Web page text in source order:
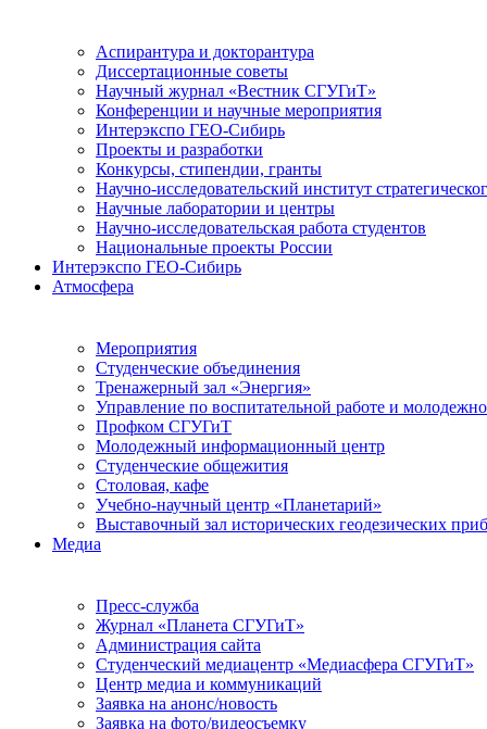
Аспирантура и докторантура
Диссертационные советы
Научный журнал «Вестник СГУГиТ»
Конференции и научные мероприятия
Интерэкспо ГЕО-Сибирь
Проекты и разработки
Конкурсы, стипендии, гранты
Научно-исследовательский институт
Научные лаборатории и центры
Научно-исследовательская работа студентов
Национальные проекты России
Интерэкспо ГЕО-Сибирь
Атмосфера
Мероприятия
Студенческие объединения
Тренажерный зал «Энергия»
Управление по воспитательной работе и
Профком СГУГиТ
Молодежный информационный центр
Студенческие общежития
Столовая, кафе
Учебно-научный центр «Планетарий»
Выставочный зал исторических геодезических
Медиа
Пресс-служба
Журнал «Планета СГУГиТ»
Администрация сайта
Студенческий медиацентр «Медиасфера СГУГиТ»
Центр медиа и коммуникаций
Заявка на анонс/новость
Заявка на фото/видеосъемку